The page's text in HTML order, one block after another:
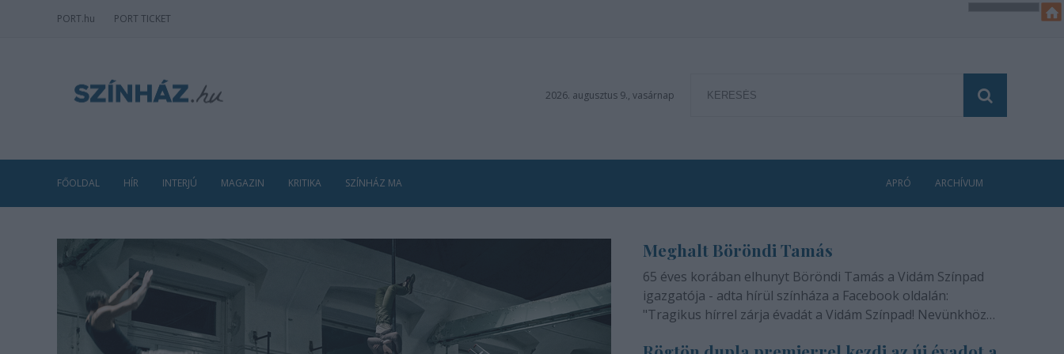
PORT.hu PORT TICKET
2026. augusztus 9., vasárnap
FŐOLDAL HÍR INTERJÚ MAGAZIN KRITIKA SZÍNHÁZ MA APRÓ ARCHÍVUM
Meghalt Böröndi Tamás
65 éves korában elhunyt Böröndi Tamás a Vidám Színpad
igazgatója - adta hírül színháza a Facebook oldalán:
"Tragikus hírrel zárja évadát a Vidám Színpad! Nevünkhöz